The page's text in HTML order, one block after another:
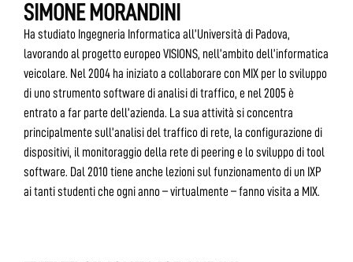
SIMONE MORANDINI
Ha studiato Ingegneria Informatica all’Università di Padova,
lavorando al progetto europeo VISIONS, nell’ambito dell’informatica
veicolare. Nel 2004 ha iniziato a collaborare con MIX per lo sviluppo
di uno strumento software di analisi di traffico, e nel 2005 è
entrato a far parte dell’azienda. La sua attività si concentra
principalmente sull’analisi del traffico di rete, la configurazione di
dispositivi, il monitoraggio della rete di peering e lo sviluppo di tool
software. Dal 2010 tiene anche lezioni sul funzionamento di un IXP
ai tanti studenti che ogni anno – virtualmente – fanno visita a MIX.